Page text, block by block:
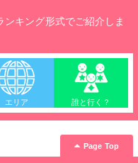
キング形式でご紹介しま
エリア 誰と行く？
Page Top